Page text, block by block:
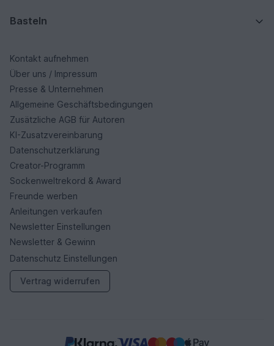
Basteln
Kontakt aufnehmen
Über uns / Impressum
Presse & Unternehmen
Allgemeine Geschäftsbedingungen
Zusätzliche AGB für Autoren
KI-Zusatzvereinbarung
Datenschutzerklärung
Creator-Programm
Sockenweltrekord & Award
Freunde werben
Anleitungen verkaufen
Newsletter Einstellungen
Newsletter & Gewinn
Datenschutz Einstellungen
Vertrag widerrufen